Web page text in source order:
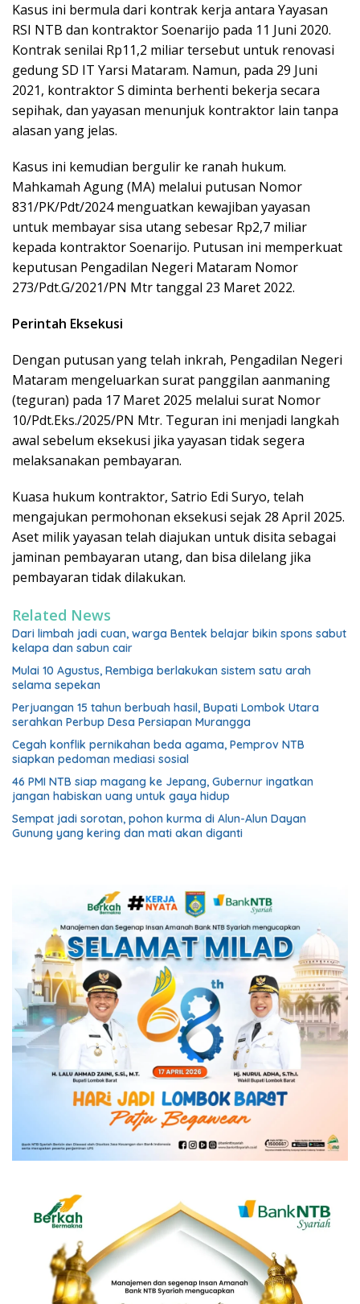
Kasus ini bermula dari kontrak kerja antara Yayasan
RSI NTB dan kontraktor Soenarijo pada 11 Juni 2020.
Kontrak senilai Rp11,2 miliar tersebut untuk renovasi
gedung SD IT Yarsi Mataram. Namun, pada 29 Juni
2021, kontraktor S diminta berhenti bekerja secara
sepihak, dan yayasan menunjuk kontraktor lain tanpa
alasan yang jelas.
Kasus ini kemudian bergulir ke ranah hukum.
Mahkamah Agung (MA) melalui putusan Nomor
831/PK/Pdt/2024 menguatkan kewajiban yayasan
untuk membayar sisa utang sebesar Rp2,7 miliar
kepada kontraktor Soenarijo. Putusan ini memperkuat
keputusan Pengadilan Negeri Mataram Nomor
273/Pdt.G/2021/PN Mtr tanggal 23 Maret 2022.
Perintah Eksekusi
Dengan putusan yang telah inkrah, Pengadilan Negeri
Mataram mengeluarkan surat panggilan aanmaning
(teguran) pada 17 Maret 2025 melalui surat Nomor
10/Pdt.Eks./2025/PN Mtr. Teguran ini menjadi langkah
awal sebelum eksekusi jika yayasan tidak segera
melaksanakan pembayaran.
Kuasa hukum kontraktor, Satrio Edi Suryo, telah
mengajukan permohonan eksekusi sejak 28 April 2025.
Aset milik yayasan telah diajukan untuk disita sebagai
jaminan pembayaran utang, dan bisa dilelang jika
pembayaran tidak dilakukan.
Related News
Dari limbah jadi cuan, warga Bentek belajar bikin spons sabut
kelapa dan sabun cair
Mulai 10 Agustus, Rembiga berlakukan sistem satu arah
selama sepekan
Perjuangan 15 tahun berbuah hasil, Bupati Lombok Utara
serahkan Perbup Desa Persiapan Murangga
Cegah konflik pernikahan beda agama, Pemprov NTB
siapkan pedoman mediasi sosial
46 PMI NTB siap magang ke Jepang, Gubernur ingatkan
jangan habiskan uang untuk gaya hidup
Sempat jadi sorotan, pohon kurma di Alun-Alun Dayan
Gunung yang kering dan mati akan diganti